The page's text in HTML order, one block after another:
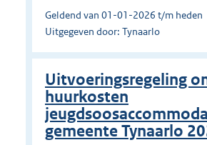
Geldend van 01-01-2026 t/m heden
Uitgegeven door: Tynaarlo
Uitvoeringsregeling
huurkosten
gemeente Tynaarlo